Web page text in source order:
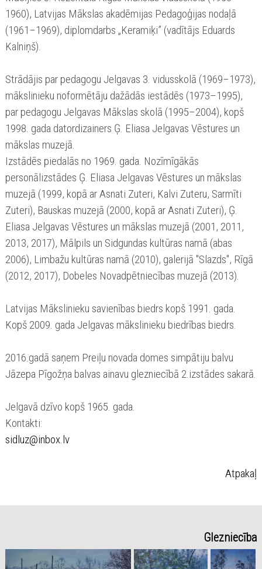
1960), Latvijas Mākslas akadēmijas Pedagoģijas nodaļā
(1961–1969), diplomdarbs „Keramiķi” (vadītājs Eduards
Kalniņš).
Strādājis par pedagogu Jelgavas 3. vidusskolā (1969–1973),
mākslinieku noformētāju dažādās iestādēs (1973–1995),
par pedagogu Jelgavas Mākslas skolā (1995–2004), kopš
1998. gada datordizainers Ģ. Eliasa Jelgavas Vēstures un
mākslas muzejā.
Izstādēs piedalās no 1969. gada. Nozīmīgākās
personālizstādes Ģ. Eliasa Jelgavas Vēstures un mākslas
muzejā (1999, kopā ar Asnati Zuteri, Kalvi Zuteru, Sarmīti
Zuteri), Bauskas muzejā (2000, kopā ar Asnati Zuteri), Ģ.
Eliasa Jelgavas Vēstures un mākslas muzejā (2001, 2011,
2013, 2017), Mālpils un Sidgundas kultūras namā (abas
2006), Limbažu kultūras namā (2010), galerijā "Slazds", Rīgā
(2012, 2017), Dobeles Novadpētniecības muzejā (2013).
Latvijas Mākslinieku savienības biedrs kopš 1991. gada.
Kopš 2009. gada Jelgavas mākslinieku biedrības biedrs.
2016.gadā saņem Preiļu novada domes simpātiju balvu
Jāzepa Pīgožņa balvas ainavu glezniecībā 2.izstādes sakarā.
Jelgavā dzīvo kopš 1965. gada.
Kontakti:
sidluz@inbox.lv
Atpakaļ
Glezniecība